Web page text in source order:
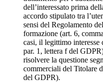
dell’interessato prima
accordo stipulato tra
sensi del Regolamento
formazione (art. 6,
casi, il legittimo interesse
par. 1, lettera f del
risolvere la questione
commerciali del Titolare
del GDPR).